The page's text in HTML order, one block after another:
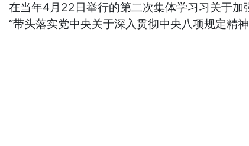
在当年4月22日举行的第二次集体学习习关于加
“带头落实党中央关于深入贯彻中央八项规定精神